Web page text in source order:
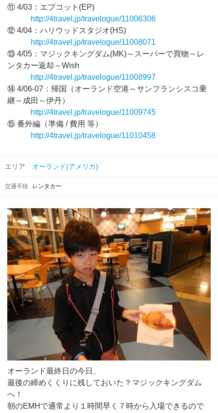
⑪ 4/03：エプコット(EP)
http://4travel.jp/travelogue/11006306
⑫ 4/04：ハリウッドスタジオ(HS)
http://4travel.jp/travelogue/11008071
⑬ 4/05：マジックキングダム(MK)～スーパーで買物～レ
ンタカー返却～Wish
http://4travel.jp/travelogue/11008997
⑭ 4/06-07：帰国（オーランド空港～サンフランシスコ乗
継～成田～伊丹）
http://4travel.jp/travelogue/11009745
⑮ 番外編（準備 / 費用 等）
http://4travel.jp/travelogue/11010458
エリア オーランド(アメリカ)
交通手段 レンタカー
オーランド最終日の今日、
最後の締めくくりに残しておいた？マジックキングダム
へ！
朝のEMHで通常より１時間早く７時から入場できるので